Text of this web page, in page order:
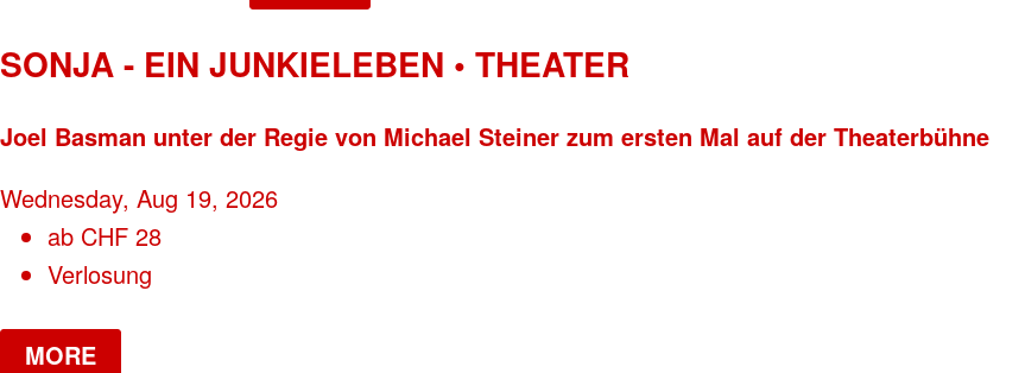
SONJA - EIN JUNKIELEBEN • THEATER
Joel Basman unter der Regie von Michael Steiner zum ersten Mal auf der Theaterbühne
Wednesday, Aug 19, 2026
ab CHF 28
Verlosung
MORE